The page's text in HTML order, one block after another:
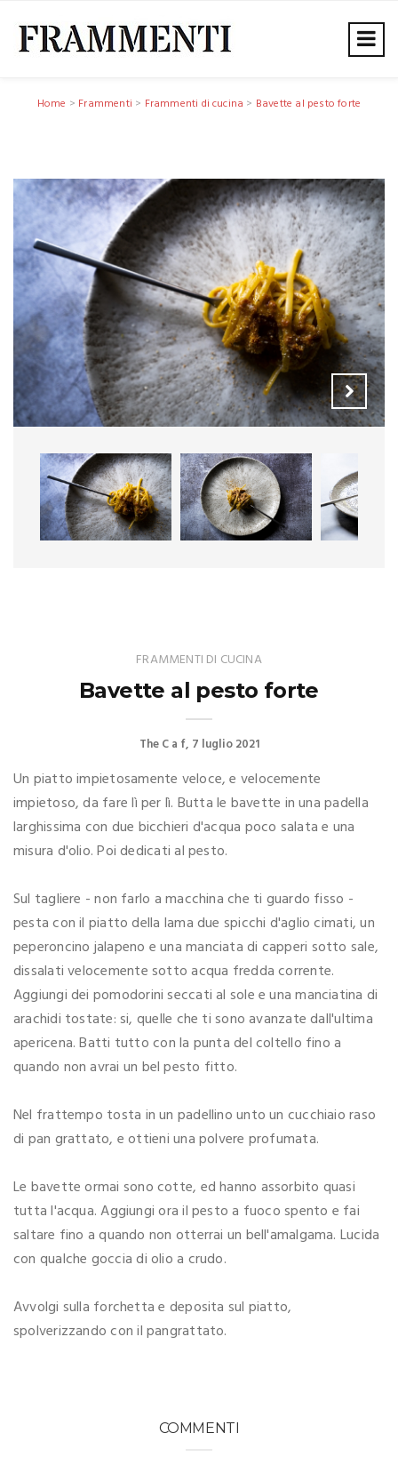
Home > Frammenti > Frammenti di cucina > Bavette al pesto forte
FRAMMENTI DI CUCINA
Bavette al pesto forte
The C a f 7 luglio 2021
Un piatto impietosamente veloce, e velocemente
impietoso, da fare lì per lì. Butta le bavette in una padella
larghissima con due bicchieri d'acqua poco salata e una
misura d'olio. Poi dedicati al pesto.
Sul tagliere - non farlo a macchina che ti guardo fisso -
pesta con il piatto della lama due spicchi d'aglio cimati, un
peperoncino jalapeno e una manciata di capperi sotto sale,
dissalati velocemente sotto acqua fredda corrente.
Aggiungi dei pomodorini seccati al sole e una manciatina di
arachidi tostate: si, quelle che ti sono avanzate dall'ultima
apericena. Batti tutto con la punta del coltello fino a
quando non avrai un bel pesto fitto.
Nel frattempo tosta in un padellino unto un cucchiaio raso
di pan grattato, e ottieni una polvere profumata.
Le bavette ormai sono cotte, ed hanno assorbito quasi
tutta l'acqua. Aggiungi ora il pesto a fuoco spento e fai
saltare fino a quando non otterrai un bell'amalgama. Lucida
con qualche goccia di olio a crudo.
Avvolgi sulla forchetta e deposita sul piatto,
spolverizzando con il pangrattato.
COMMENTI